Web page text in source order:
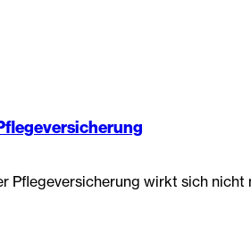
Pflegeversicherung wirkt sich